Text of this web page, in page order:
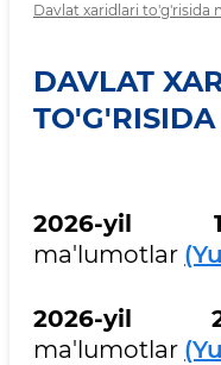
Davlat xaridlari to'g'risida
DAVLAT
2026-yil 1-
ma'lumotlar
2026-yil 2-
ma'lumotlar